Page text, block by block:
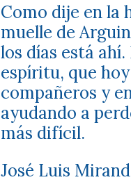
Como dije en la
muelle de
los días está
espíritu, que
compañeros y
ayudando a
más difícil.
José Luis